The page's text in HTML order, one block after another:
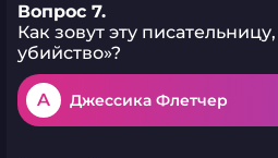
Вопрос 7.
Как зовут эту
убийство»?
A Джессика Флетчер